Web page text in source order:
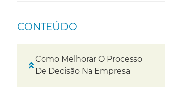
CONTEÚDO
Como Melhorar O Processo
De Decisão Na Empresa